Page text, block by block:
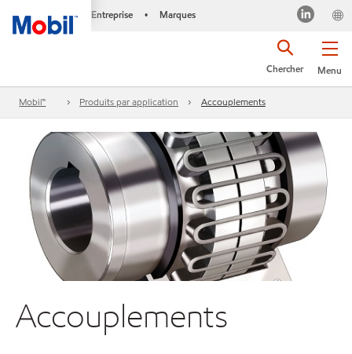
Entreprise • Marques
Menu
Chercher
Mobil™ Produits par application Accouplements
Accouplements